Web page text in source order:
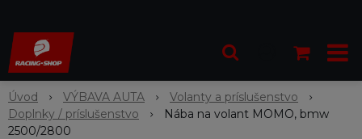
Úvod VÝBAVA AUTA
Volanty a príslušenstvo
Doplnky / príslušenstvo
Nába na volant MOMO, bmw
2500/2800